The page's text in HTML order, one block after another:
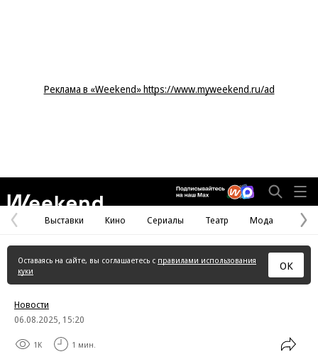
Реклама в «Weekend» https://www.myweekend.ru/ad
Предыдущая
страница
Выставки Кино Сериалы Театр Мода
Оставаясь на сайте, вы соглашаетесь с правилами использования
куки
ОК
Новости
06.08.2025, 15:20
1K 1 мин.